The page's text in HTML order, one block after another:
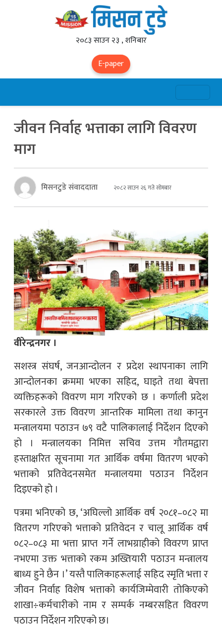
२०८३ साउन २३ , शनिबार
E-paper
जीवन निर्वाह भत्ताका लागि विवरण
माग
मिसनटुडे संवाददाता २०८२ साउन २६ गते सोमबार
वीरेन्द्रनगर ।
सशस्त्र संघर्ष, जनआन्दोलन र प्रदेश स्थापनाका लागि
आन्दोलनका क्रममा भएका सहिद, घाइते तथा बेपत्ता
व्यक्तिहरूको विवरण माग गरिएको छ । कर्णाली प्रदेश
सरकारले उक्त विवरण आन्तरिक मामिला तथा कानुन
मन्त्रालयमा पठाउन ७९ वटै पालिकालाई निर्देशन दिएको
हो । मन्त्रालयका निमित्त सचिव उत्तम गौतमद्वारा
हस्ताक्षरित सूचनामा गत आर्थिक वर्षमा वितरण भएको
भत्ताको प्रतिवेदनसमेत मन्त्रालयमा पठाउन निर्देशन
दिइएको हो ।
पत्रमा भनिएको छ, ‘अघिल्लो आर्थिक वर्ष २०८१–०८२ मा
वितरण गरिएको भत्ताको प्रतिवेदन र चालू आर्थिक वर्ष
०८२–०८३ मा भत्ता प्राप्त गर्ने लाभग्राहीको विवरण प्राप्त
नभएमा उक्त भत्ताको रकम अख्तियारी पठाउन मन्त्रालय
बाध्य हुने छैन ।’ यस्तै पालिकाहरूलाई सहिद स्मृति भत्ता र
जीवन निर्वाह विशेष भत्ताको कार्यजिम्मेवारी तोकिएको
शाखा÷कर्मचारीको नाम र सम्पर्क नम्बरसहित विवरण
पठाउन निर्देशन गरिएको छ।